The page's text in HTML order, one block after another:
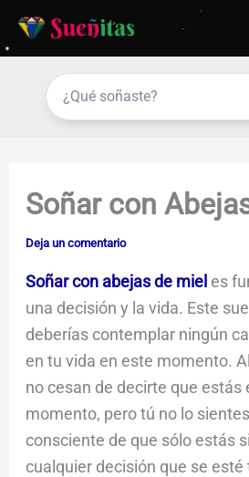
Soñar con
Deja un comentario
Soñar con abejas de mieles
una decisión y la vida. Este
deberías contemplar ningún
en tu vida en este momento.
no cesan de decirte que estás
momento, pero tú no lo
consciente de que sólo estás
cualquier decisión que se esté